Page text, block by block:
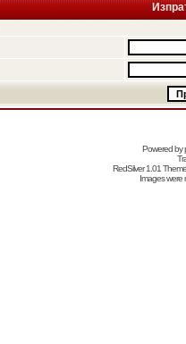
Powered by
RedSilver 1.01
Images were